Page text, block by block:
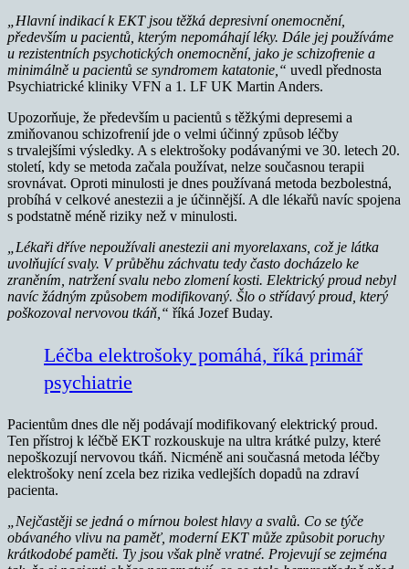
„Hlavní indikací k EKT jsou těžká depresivní onemocnění,
především u pacientů, kterým nepomáhají léky. Dále jej používáme
u rezistentních psychotických onemocnění, jako je schizofrenie a
minimálně u pacientů se syndromem katatonie,“ uvedl přednosta
Psychiatrické kliniky VFN a 1. LF UK Martin Anders.
Upozorňuje, že především u pacientů s těžkými depresemi a
zmiňovanou schizofrenií jde o velmi účinný způsob léčby
s trvalejšími výsledky. A s elektrošoky podávanými ve 30. letech 20.
století, kdy se metoda začala používat, nelze současnou terapii
srovnávat. Oproti minulosti je dnes používaná metoda bezbolestná,
probíhá v celkové anestezii a je účinnější. A dle lékařů navíc spojena
s podstatně méně riziky než v minulosti.
„Lékaři dříve nepoužívali anestezii ani myorelaxans, což je látka
uvolňující svaly. V průběhu záchvatu tedy často docházelo ke
zraněním, natržení svalu nebo zlomení kosti. Elektrický proud nebyl
navíc žádným způsobem modifikovaný. Šlo o střídavý proud, který
poškozoval nervovou tkáň,“ říká Jozef Buday.
Léčba elektrošoky pomáhá, říká primář
psychiatrie
Pacientům dnes dle něj podávají modifikovaný elektrický proud.
Ten přístroj k léčbě EKT rozkouskuje na ultra krátké pulzy, které
nepoškozují nervovou tkáň. Nicméně ani současná metoda léčby
elektrošoky není zcela bez rizika vedlejších dopadů na zdraví
pacienta.
„Nejčastěji se jedná o mírnou bolest hlavy a svalů. Co se týče
obávaného vlivu na paměť, moderní EKT může způsobit poruchy
krátkodobé paměti. Ty jsou však plně vratné. Projevují se zejména